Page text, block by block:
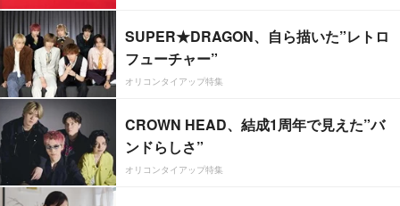
SUPER★DRAGON、自ら描いた”レトロ
フューチャー”
オリコンタイアップ特集
CROWN HEAD、結成1周年で見えた”バ
ンドらしさ”
オリコンタイアップ特集